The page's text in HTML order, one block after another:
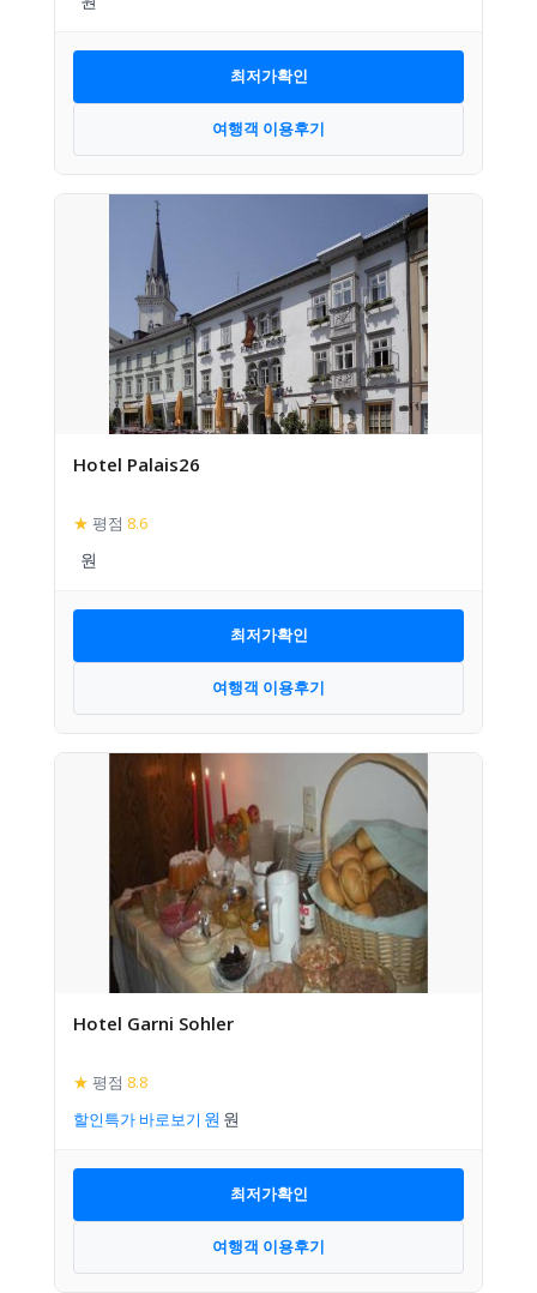
최저가확인
여행객 이용후기
Hotel Palais26
★ 평점 8.6
최저가확인
여행객 이용후기
Hotel Garni Sohler
★ 평점 8.8
할인특가 바로보기
최저가확인
여행객 이용후기